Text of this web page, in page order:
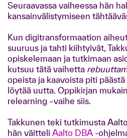
Seuraavassa vaiheessa hän
kansainvälistymiseen
Kun digitransformaation
suuruus ja tahti kiihtyivät,
opiskelemaan ja tutkimaan
kutsuu tätä vaihetta
opeista ja kaavoista piti
löytää uutta. Oppikirjan
relearning –vaihe siis.
Takkunen teki tutkimusta
hän väitteli Aalto DBA -